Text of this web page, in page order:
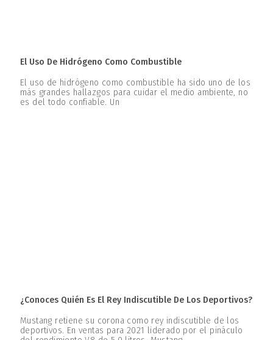
El Uso De Hidrógeno Como Combustible
El uso de hidrógeno como combustible ha sido uno de los
más grandes hallazgos para cuidar el medio ambiente, no
es del todo confiable. Un
¿Conoces Quién Es El Rey Indiscutible De Los Deportivos?
Mustang retiene su corona como rey indiscutible de los
deportivos. En ventas para 2021 liderado por el pináculo